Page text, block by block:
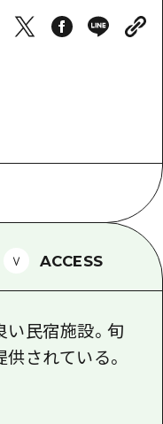
Wi-Fi
人旅行者向け情報一
ド
リズム
皆さま
ACCESS
民宿施設。旬
されている。